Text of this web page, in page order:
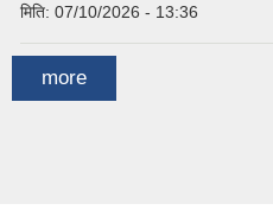
मिति: 07/10/2026 - 13:36
more